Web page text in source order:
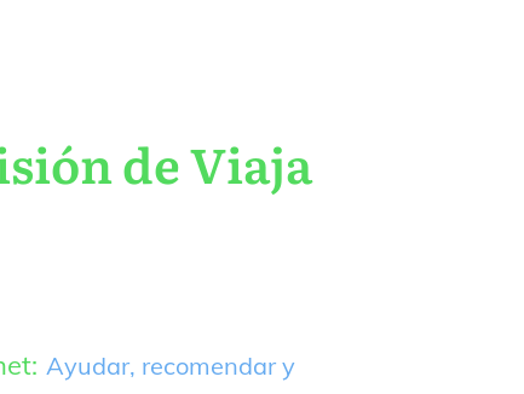
de Viaja
Ayudar, recomendar y